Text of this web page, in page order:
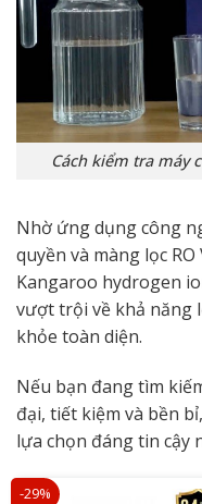
Cách kiểm tra máy
Nhờ ứng dụng công
quyền và màng lọc
Kangaroo hydrogen
vượt trội về khả năng
khỏe toàn diện.
Nếu bạn đang tìm
đại, tiết kiệm và bền
lựa chọn đáng tin cậy
-29%